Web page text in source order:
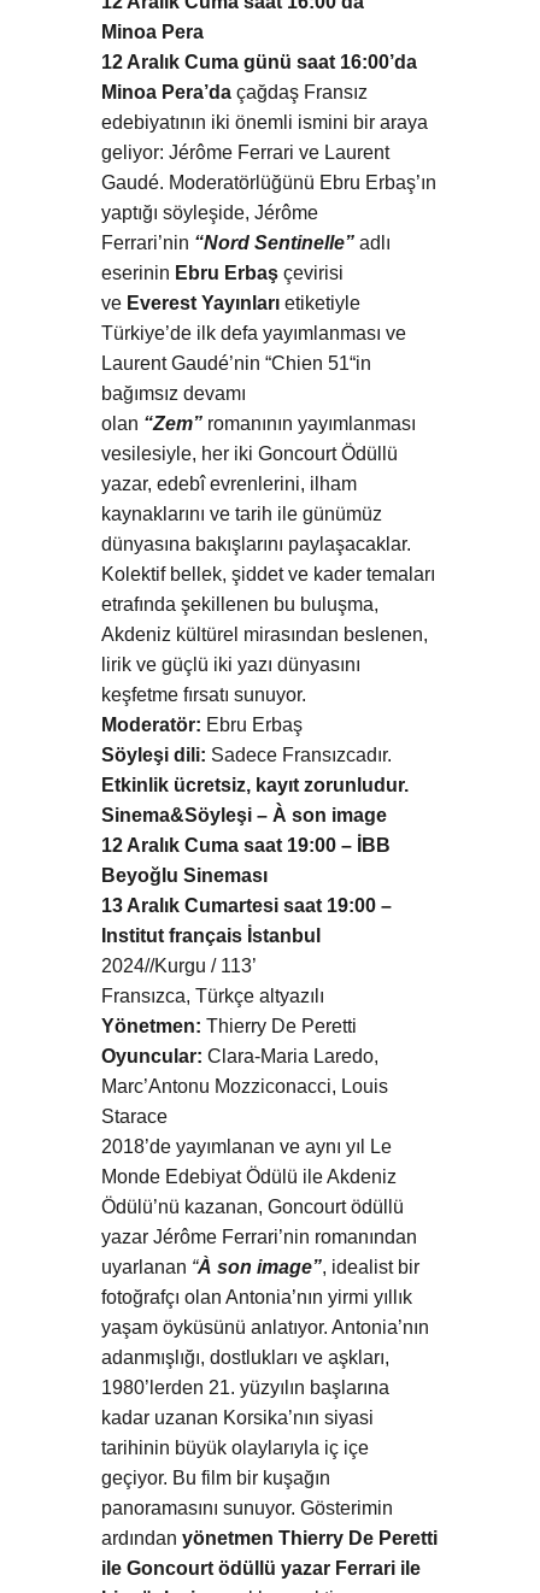
Minoa Pera
12 Aralık Cuma günü saat 16:00’da
Minoa Pera’da çağdaş Fransız
edebiyatının iki önemli ismini bir araya
geliyor: Jérôme Ferrari ve Laurent
Gaudé. Moderatörlüğünü Ebru Erbaş’ın
yaptığı söyleşide, Jérôme
Ferrari’nin “Nord Sentinelle” adlı
eserinin Ebru Erbaş çevirisi
ve Everest Yayınları etiketiyle
Türkiye’de ilk defa yayımlanması ve
Laurent Gaudé’nin “Chien 51“in
bağımsız devamı
olan “Zem” romanının yayımlanması
vesilesiyle, her iki Goncourt Ödüllü
yazar, edebî evrenlerini, ilham
kaynaklarını ve tarih ile günümüz
dünyasına bakışlarını paylaşacaklar.
Kolektif bellek, şiddet ve kader temaları
etrafında şekillenen bu buluşma,
Akdeniz kültürel mirasından beslenen,
lirik ve güçlü iki yazı dünyasını
keşfetme fırsatı sunuyor.
Moderatör: Ebru Erbaş
Söyleşi dili: Sadece Fransızcadır.
Etkinlik ücretsiz, kayıt zorunludur.
Sinema&Söyleşi – À son image
12 Aralık Cuma saat 19:00 – İBB
Beyoğlu Sineması
13 Aralık Cumartesi saat 19:00 –
Institut français İstanbul
2024//Kurgu / 113’
Fransızca, Türkçe altyazılı
Yönetmen: Thierry De Peretti
Oyuncular: Clara-Maria Laredo,
Marc’Antonu Mozziconacci, Louis
Starace
2018’de yayımlanan ve aynı yıl Le
Monde Edebiyat Ödülü ile Akdeniz
Ödülü’nü kazanan, Goncourt ödüllü
yazar Jérôme Ferrari’nin romanından
uyarlanan “À son image”, idealist bir
fotoğrafçı olan Antonia’nın yirmi yıllık
yaşam öyküsünü anlatıyor. Antonia’nın
adanmışlığı, dostlukları ve aşkları,
1980’lerden 21. yüzyılın başlarına
kadar uzanan Korsika’nın siyasi
tarihinin büyük olaylarıyla iç içe
geçiyor. Bu film bir kuşağın
panoramasını sunuyor. Gösterimin
ardından yönetmen Thierry De Peretti
ile Goncourt ödüllü yazar Ferrari ile